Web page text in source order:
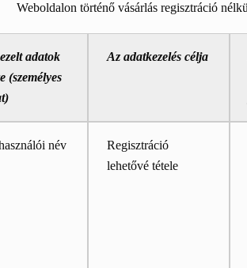
Weboldalon történő vásárlás regisztráció
adatok
(személyes
Az adatkezelés célja
név
Regisztráció
lehetővé tétele